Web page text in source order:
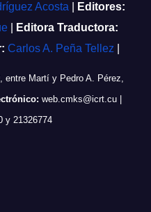
Acosta
Editores:
Editora Traductora:
Carlos A. Peña Tellez
entre Martí y Pedro A. Pérez,
web.cmks@icrt.cu|
y 21326774